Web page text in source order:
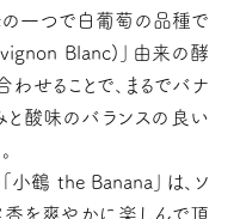
の一つで白葡萄の品種で
Blanc)」由来の酵
せることで、まるでバナ
と酸味のバランスの良い
小鶴 the Banana」は、ソ
香を爽やかに楽しんで頂